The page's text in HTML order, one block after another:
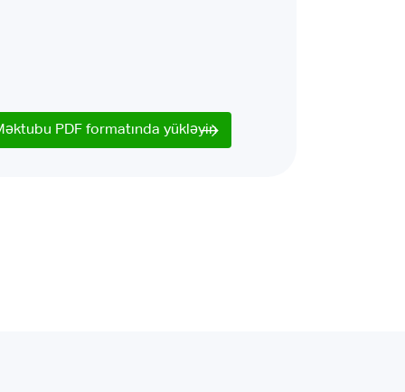
PDF formatında yükləyin